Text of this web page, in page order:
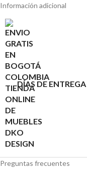
Información adicional
DÍAS DE ENTREGA
Preguntas frecuentes